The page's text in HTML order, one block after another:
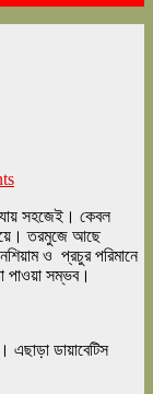
যায় সহজেই। কেবল
তরমুজে আছে
ও প্রচুর পরিমানে
পাওয়া সম্ভব।
ডায়াবেটিস